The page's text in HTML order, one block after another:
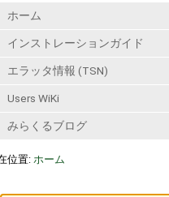
ホーム
インストレーションガイド
エラッタ情報 (TSN)
Users WiKi
みらくるブログ
位置: ホーム